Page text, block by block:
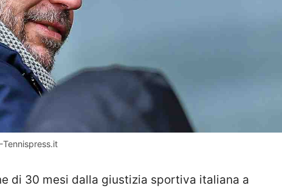
di 30 mesi dalla giustizia sportiva italiana a